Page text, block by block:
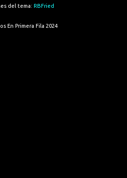
del tema: RBFried
En Primera Fila 2024